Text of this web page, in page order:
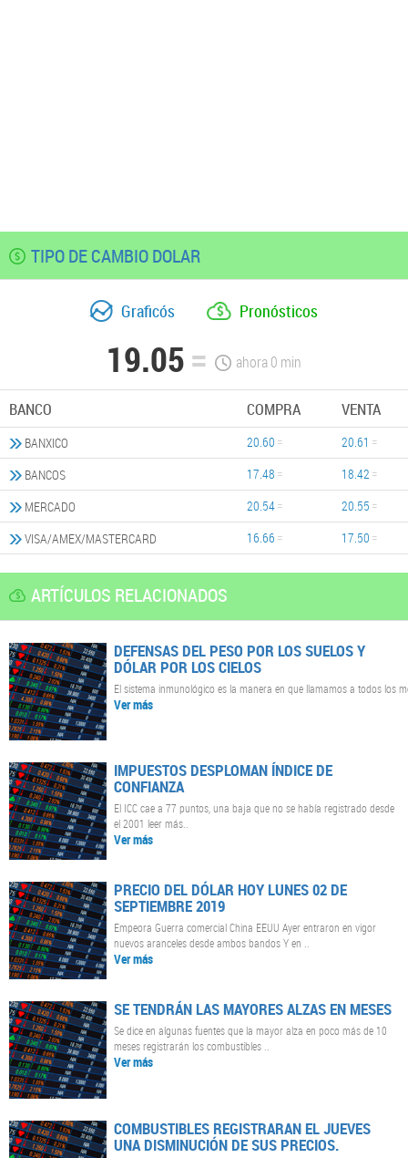
TIPO DE CAMBIO DOLAR
Graficós Pronósticos
19.05 ahora0 min
BANCO COMPRA VENTA
BANXICO 20.60
20.61
BANCOS
17.48
18.42
MERCADO
20.54
20.55
VISA/AMEX/MASTERCARD
16.66 17.50
ARTÍCULOS RELACIONADOS
DEFENSAS DEL PESO POR LOS SUELOS Y
DÓLAR POR LOS CIELOS
El sistema inmunológico es la manera en que llamamos a todos los
Ver más
IMPUESTOS DESPLOMAN ÍNDICE DE
CONFIANZA
El ICC cae a 77 puntos, una baja que no se había registrado desde
el 2001 leer más..
Ver más
PRECIO DEL DÓLAR HOY LUNES 02 DE
SEPTIEMBRE 2019
Empeora Guerra comercial China EEUU Ayer entraron en vigor
nuevos aranceles desde ambos bandos Y en ..
Ver más
SE TENDRÁN LAS MAYORES ALZAS EN MESES
Se dice en algunas fuentes que la mayor alza en poco más de 10
meses registrarán los combustibles ..
Ver más
COMBUSTIBLES REGISTRARAN EL JUEVES
UNA DISMINUCIÓN DE SUS PRECIOS.